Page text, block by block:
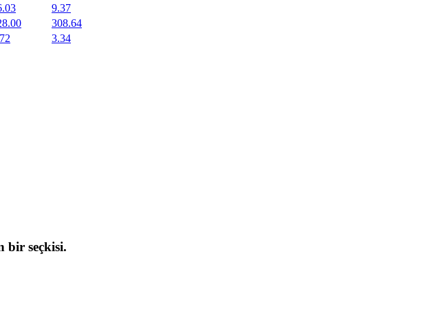
9.37
308.64
3.34
bir seçkisi.